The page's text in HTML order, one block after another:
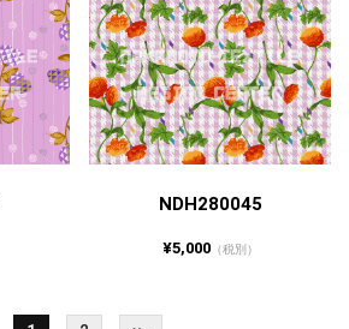
NDH280045
¥5,000（税別）